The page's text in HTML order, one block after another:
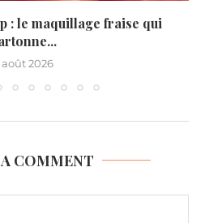
: le maquillage fraise qui
août 2026
COMMENT